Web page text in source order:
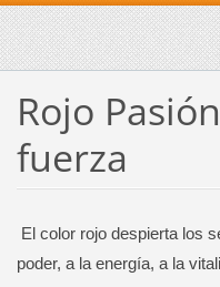
Rojo
fuerza
El color rojo despierta los
poder, a la energía, a la